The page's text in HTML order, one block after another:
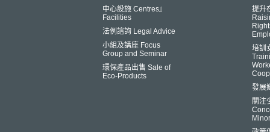
中心設施 Centres』
Facilities
法例諮詢 Legal Advice
小組及講座 Focus
Group and Seminar
環保產品出售 Sale of
Eco-Products
提升
培訓
發展
關注